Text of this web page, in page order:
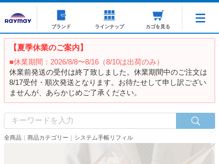
ブランド ラインナップ カゴを見る
【夏季休業のご案内】
■休業期間：2026/8/8〜8/16（8/10は出荷のみ）
休業前発送の受付は終了致しました。休業期間中のご注文は
8/17受付・順次発送となります。お待たせして申し訳ござい
ませんが、あらかじめご了承ください。
全商品 商品カテゴリー システム手帳リフィル